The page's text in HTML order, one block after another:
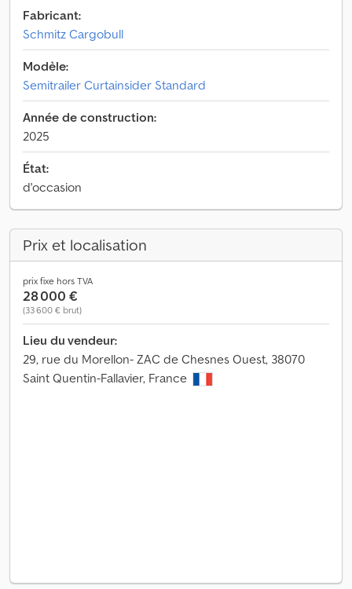
Fabricant:
Schmitz Cargobull
Modèle:
Semitrailer Curtainsider Standard
Année de construction:
2025
État:
d'occasion
Prix et localisation
prix fixe hors TVA
28 000 €
(33 600 € brut)
Lieu du vendeur:
29, rue du Morellon- ZAC de Chesnes Ouest, 38070
Saint Quentin-Fallavier, France